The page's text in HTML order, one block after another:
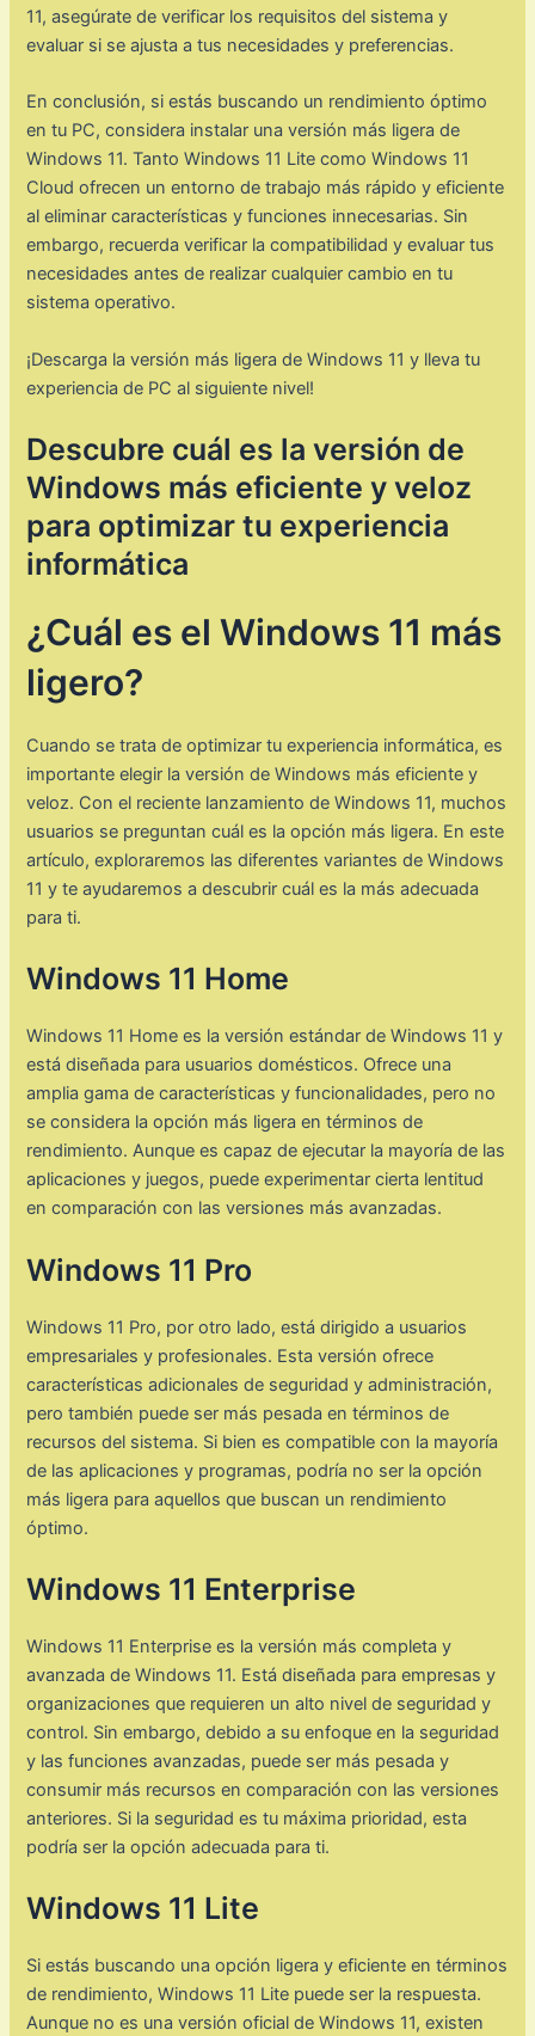
11, asegúrate de verificar los requisitos del sistema y
evaluar si se ajusta a tus necesidades y preferencias.
En conclusión, si estás buscando un rendimiento óptimo
en tu PC, considera instalar una versión más ligera de
Windows 11. Tanto Windows 11 Lite como Windows 11
Cloud ofrecen un entorno de trabajo más rápido y eficiente
al eliminar características y funciones innecesarias. Sin
embargo, recuerda verificar la compatibilidad y evaluar tus
necesidades antes de realizar cualquier cambio en tu
sistema operativo.
¡Descarga la versión más ligera de Windows 11 y lleva tu
experiencia de PC al siguiente nivel!
Descubre cuál es la versión de
Windows más eficiente y veloz
para optimizar tu experiencia
informática
¿Cuál es el Windows 11 más
ligero?
Cuando se trata de optimizar tu experiencia informática, es
importante elegir la versión de Windows más eficiente y
veloz. Con el reciente lanzamiento de Windows 11, muchos
usuarios se preguntan cuál es la opción más ligera. En este
artículo, exploraremos las diferentes variantes de Windows
11 y te ayudaremos a descubrir cuál es la más adecuada
para ti.
Windows 11 Home
Windows 11 Home es la versión estándar de Windows 11 y
está diseñada para usuarios domésticos. Ofrece una
amplia gama de características y funcionalidades, pero no
se considera la opción más ligera en términos de
rendimiento. Aunque es capaz de ejecutar la mayoría de las
aplicaciones y juegos, puede experimentar cierta lentitud
en comparación con las versiones más avanzadas.
Windows 11 Pro
Windows 11 Pro, por otro lado, está dirigido a usuarios
empresariales y profesionales. Esta versión ofrece
características adicionales de seguridad y administración,
pero también puede ser más pesada en términos de
recursos del sistema. Si bien es compatible con la mayoría
de las aplicaciones y programas, podría no ser la opción
más ligera para aquellos que buscan un rendimiento
óptimo.
Windows 11 Enterprise
Windows 11 Enterprise es la versión más completa y
avanzada de Windows 11. Está diseñada para empresas y
organizaciones que requieren un alto nivel de seguridad y
control. Sin embargo, debido a su enfoque en la seguridad
y las funciones avanzadas, puede ser más pesada y
consumir más recursos en comparación con las versiones
anteriores. Si la seguridad es tu máxima prioridad, esta
podría ser la opción adecuada para ti.
Windows 11 Lite
Si estás buscando una opción ligera y eficiente en términos
de rendimiento, Windows 11 Lite puede ser la respuesta.
Aunque no es una versión oficial de Windows 11, existen